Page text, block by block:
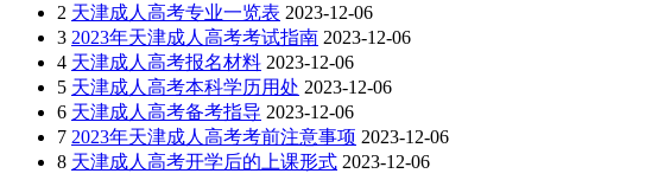
2 天津成人高考专业一览表 2023-12-06
3 2023年天津成人高考考试指南 2023-12-06
4 天津成人高考报名材料 2023-12-06
5 天津成人高考本科学历用处 2023-12-06
6 天津成人高考备考指导 2023-12-06
7 2023年天津成人高考考前注意事项 2023-12-06
8 天津成人高考开学后的上课形式 2023-12-06